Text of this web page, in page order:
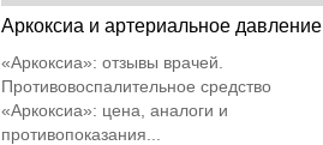
Аркоксиа и артериальное давление
«Аркоксиа»: отзывы врачей.
Противовоспалительное средство
«Аркоксиа»: цена, аналоги и
противопоказания...